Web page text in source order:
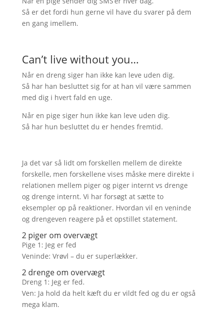
Så er det fordi hun gerne vil have du svarer på dem
en gang imellem.
Can’t live without you…
Når en dreng siger han ikke kan leve uden dig.
Så har han besluttet sig for at han vil være sammen
med dig i hvert fald en uge.
Når en pige siger hun ikke kan leve uden dig.
Så har hun besluttet du er hendes fremtid.
Ja det var så lidt om forskellen mellem de direkte
forskelle, men forskellene vises måske mere direkte i
relationen mellem piger og piger internt vs drenge
og drenge internt. Vi har forsøgt at sætte to
eksempler op på reaktioner. Hvordan vil en veninde
og drengeven reagere på et opstillet statement.
2 piger om overvægt
Pige 1: Jeg er fed
Veninde: Vrøvl – du er superlækker.
2 drenge om overvægt
Dreng 1: Jeg er fed.
Ven: Ja hold da helt kæft du er vildt fed og du er også
mega klam.